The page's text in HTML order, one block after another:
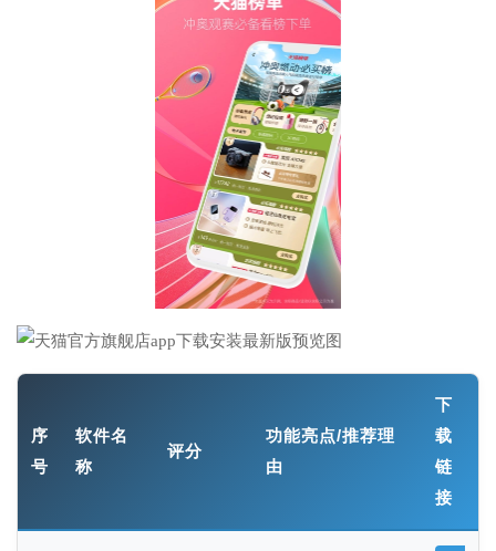
序
号
软件名
称
评分
功能亮点/推荐理
由
下
载
链
接